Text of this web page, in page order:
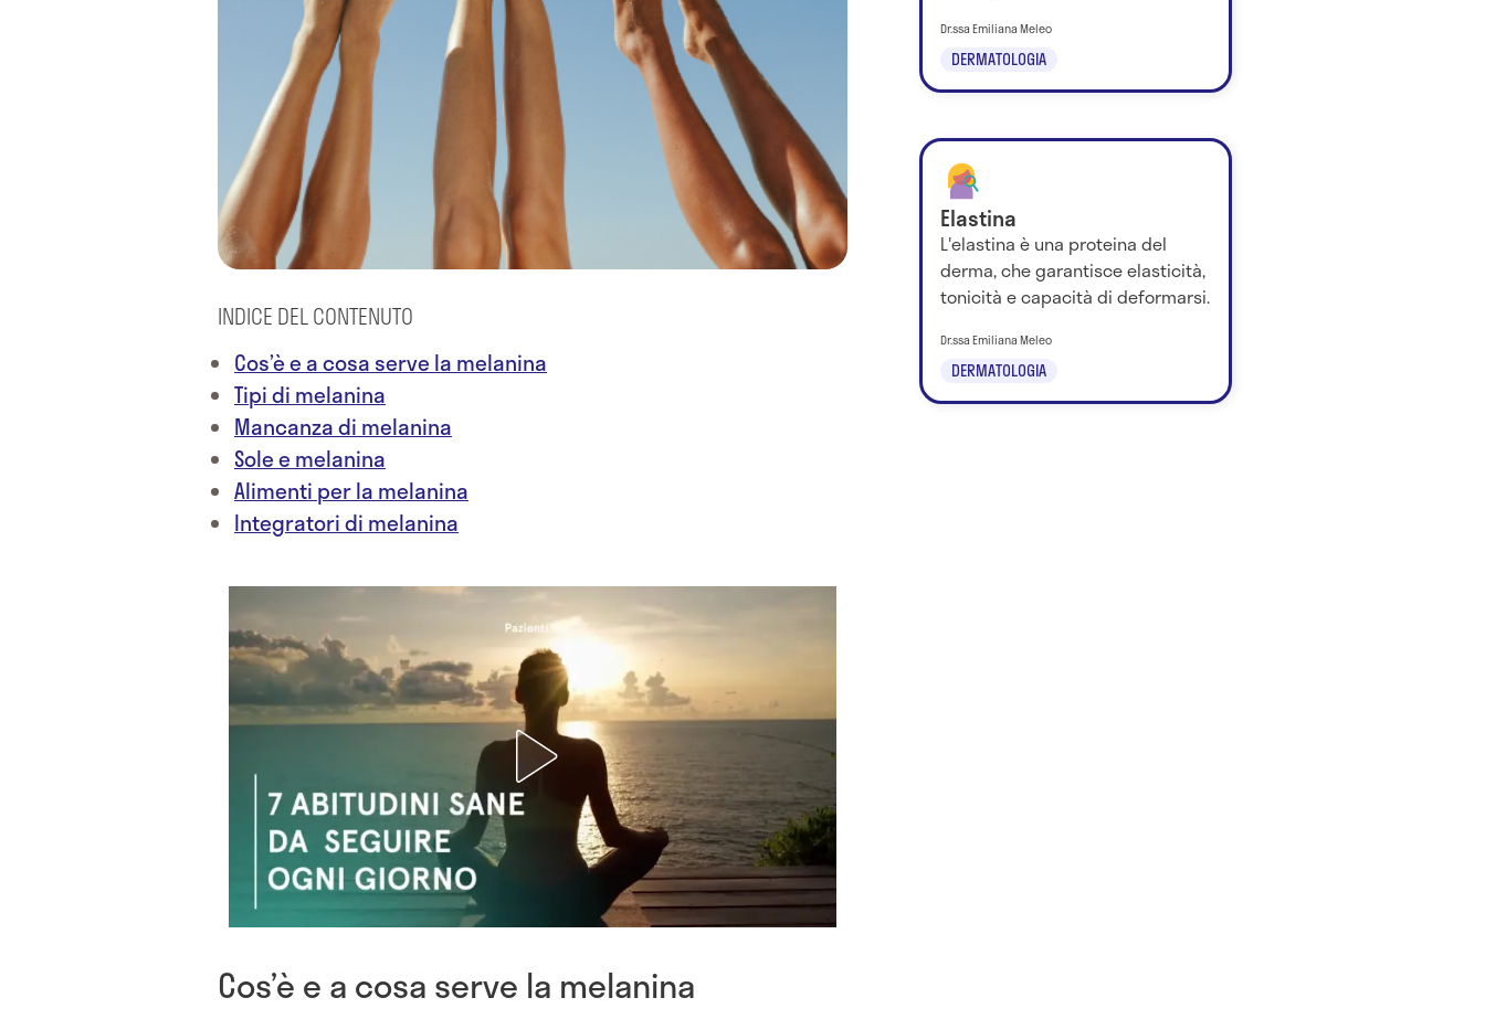
INDICE DEL CONTENUTO
Cos’è e a cosa serve la melanina
Tipi di melanina
Mancanza di melanina
Sole e melanina
Alimenti per la melanina
Integratori di melanina
Cos’è e a cosa serve la melanina
DERMATOLOGIA
Dr.ssa Emiliana Meleo
Elastina
L'elastina è una proteina del
derma, che garantisce elasticità,
tonicità e capacità di deformarsi.
DERMATOLOGIA
Dr.ssa Emiliana Meleo